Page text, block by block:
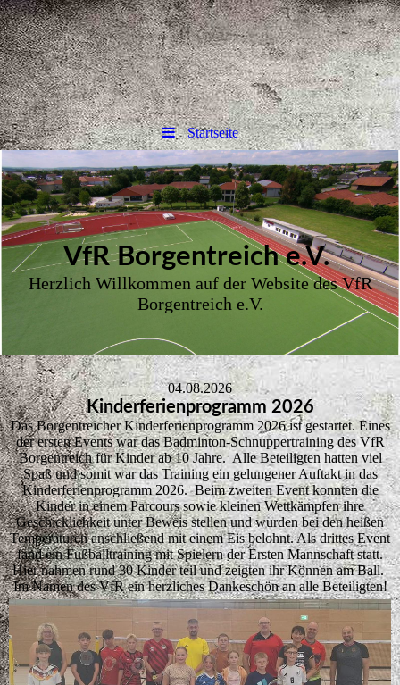
Startseite
VfR Borgentreich e.V.
Herzlich Willkommen auf der Website des VfR
Borgentreich e.V.
04.08.2026
Kinderferienprogramm 2026
Das Borgentreicher Kinderferienprogramm 2026 ist gestartet. Eines
der ersten Events war das Badminton-Schnuppertraining des VfR
Borgentreich für Kinder ab 10 Jahre. Alle Beteiligten hatten viel
Spaß und somit war das Training ein gelungener Auftakt in das
Kinderferienprogramm 2026. Beim zweiten Event konnten die
Kinder in einem Parcours sowie kleinen Wettkämpfen ihre
Geschicklichkeit unter Beweis stellen und wurden bei den heißen
Temperaturen anschließend mit einem Eis belohnt. Als drittes Event
fand ein Fußballtraining mit Spielern der Ersten Mannschaft statt.
Hier nahmen rund 30 Kinder teil und zeigten ihr Können am Ball.
Im Namen des VfR ein herzliches Dankeschön an alle Beteiligten!